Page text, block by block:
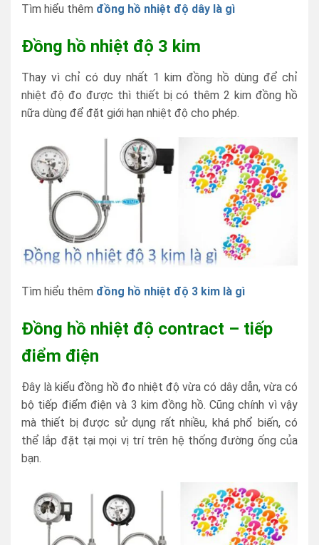
Tìm hiểu thêm đồng hồ nhiệt độ dây là gì
Đồng hồ nhiệt độ 3 kim
Thay vì chỉ có duy nhất 1 kim đồng hồ dùng để chỉ
nhiệt độ đo được thì thiết bị có thêm 2 kim đồng hồ
nữa dùng để đặt giới hạn nhiệt độ cho phép.
Tìm hiểu thêm đồng hồ nhiệt độ 3 kim là gì
Đồng hồ nhiệt độ contract – tiếp
điểm điện
Đây là kiểu đồng hồ đo nhiệt độ vừa có dây dẫn, vừa có
bộ tiếp điểm điện và 3 kim đồng hồ. Cũng chính vì vậy
mà thiết bị được sử dụng rất nhiều, khá phổ biến, có
thể lắp đặt tại mọi vị trí trên hệ thống đường ống của
bạn.